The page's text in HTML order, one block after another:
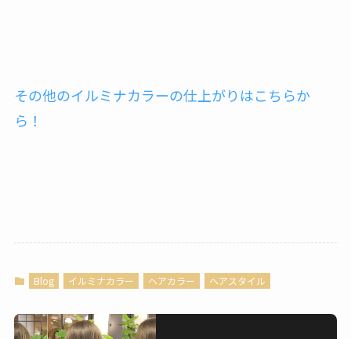
その他のイルミナカラーの仕上がりはこちらか
ら！
Blog イルミナカラー ヘアカラー ヘアスタイル